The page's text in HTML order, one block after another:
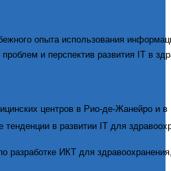
опыта использования
и перспектив развития IT в
центров в Рио-де-Жанейро и
в развитии IT для
разработке ИКТ для